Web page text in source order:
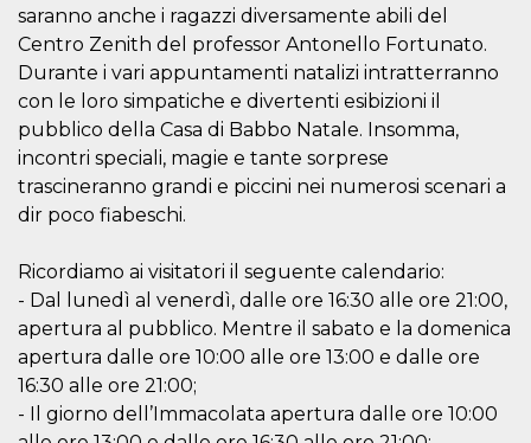
saranno anche i ragazzi diversamente abili del
Centro Zenith del professor Antonello Fortunato.
Durante i vari appuntamenti natalizi intratterranno
con le loro simpatiche e divertenti esibizioni il
pubblico della Casa di Babbo Natale. Insomma,
incontri speciali, magie e tante sorprese
trascineranno grandi e piccini nei numerosi scenari a
dir poco fiabeschi.
Ricordiamo ai visitatori il seguente calendario:
- Dal lunedì al venerdì, dalle ore 16:30 alle ore 21:00,
apertura al pubblico. Mentre il sabato e la domenica
apertura dalle ore 10:00 alle ore 13:00 e dalle ore
16:30 alle ore 21:00;
- Il giorno dell’Immacolata apertura dalle ore 10:00
Nombre
Proveedor /
Dominio
Vencimiento
c_user
Meta
Platform Inc.
4 semanas 2
días
durante
datr
usuario
que se
ayudar